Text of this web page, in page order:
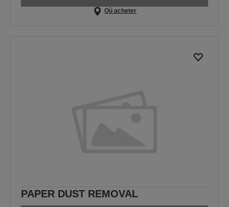
Où acheter
PAPER DUST REMOVAL